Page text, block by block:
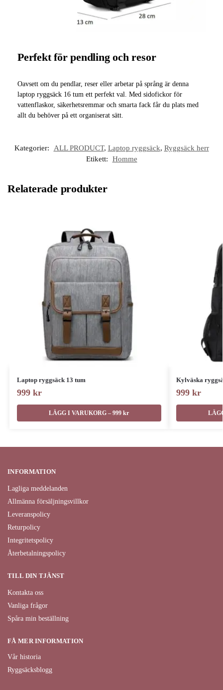
Perfekt för pendling och resor
Oavsett om du pendlar, reser eller arbetar på språng är denna
laptop ryggsäck 16 tum ett perfekt val. Med sidofickor för
vattenflaskor, säkerhetsremmar och smarta fack får du plats med
allt du behöver på ett organiserat sätt.
Kategorier: ALL PRODUCT, Laptop ryggsäck, Ryggsäck herr
Etikett:
Homme
Relaterade produkter
Laptop ryggsäck 13 tum
999 kr
LÄGG I VARUKORG – 999 kr
Kylväska
999 kr
INFORMATION
Lagliga meddelanden
Allmänna försäljningsvillkor
Leveranspolicy
Returpolicy
Integritetspolicy
Återbetalningspolicy
TILL DIN TJÄNST
Kontakta oss
Vanliga frågor
Spåra min beställning
FÅ MER INFORMATION
Vår historia
Ryggsäcksblogg